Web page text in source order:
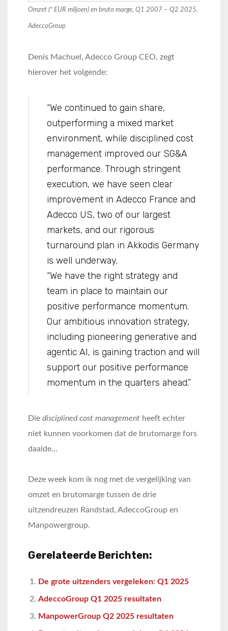
Omzet (* EUR miljoen) en bruto marge, Q1 2007 – Q2 2025,
AdeccoGroup
Denis Machuel, Adecco Group CEO, zegt
hierover het volgende:
“We continued to gain share,
outperforming a mixed market
environment, while disciplined cost
management improved our SG&A
performance. Through stringent
execution, we have seen clear
improvement in Adecco France and
Adecco US, two of our largest
markets, and our rigorous
turnaround plan in Akkodis Germany
is well underway.
“We have the right strategy and
team in place to maintain our
positive performance momentum.
Our ambitious innovation strategy,
including pioneering generative and
agentic AI, is gaining traction and will
support our positive performance
momentum in the quarters ahead.”
Die disciplined cost management heeft echter
niet kunnen voorkomen dat de brutomarge fors
daalde…
Deze week kom ik nog met de vergelijking van
omzet en brutomarge tussen de drie
uitzendreuzen Randstad, AdeccoGroup en
Manpowergroup.
Gerelateerde Berichten:
De grote uitzenders vergeleken: Q1 2025
AdeccoGroup Q1 2025 resultaten
ManpowerGroup Q2 2025 resultaten